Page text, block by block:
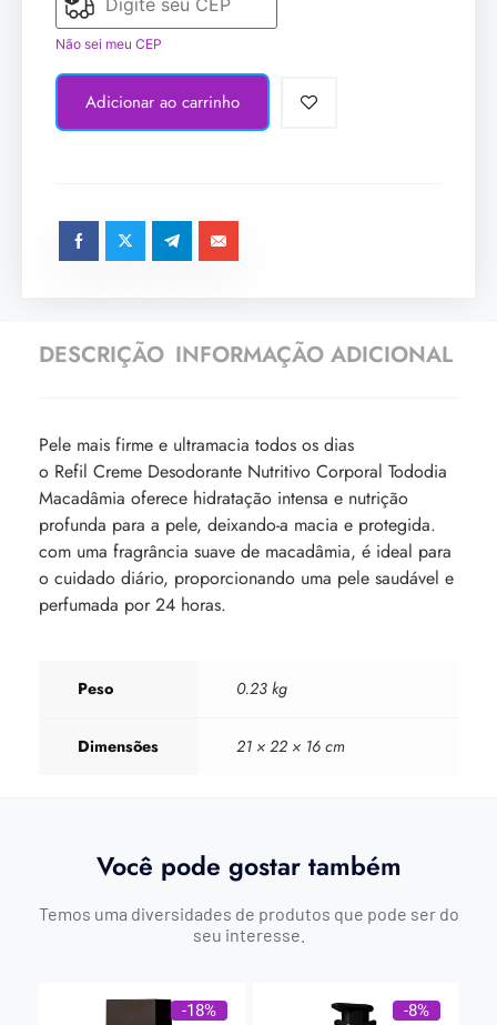
Não sei meu CEP
Adicionar ao carrinho
DESCRIÇÃO INFORMAÇÃO ADICIONAL
Pele mais firme e ultramacia todos os dias
o Refil Creme Desodorante Nutritivo Corporal Tododia
Macadâmia oferece hidratação intensa e nutrição
profunda para a pele, deixando-a macia e protegida.
com uma fragrância suave de macadâmia, é ideal para
o cuidado diário, proporcionando uma pele saudável e
perfumada por 24 horas.
Peso 0.23 kg
Dimensões 21 × 22 × 16 cm
Você pode gostar também
Temos uma diversidades de produtos que pode ser do
seu interesse.
-18% -8%